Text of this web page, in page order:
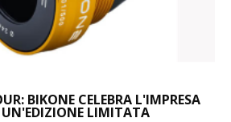
BIKONE CELEBRA L'IMPRESA
LIMITATA